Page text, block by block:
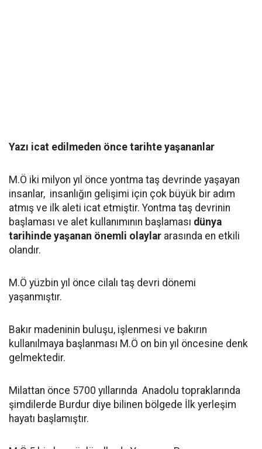
Yazı icat edilmeden önce tarihte yaşananlar
M.Ö iki milyon yıl önce yontma taş devrinde yaşayan
insanlar, insanlığın gelişimi için çok büyük bir adım
atmış ve ilk aleti icat etmiştir. Yontma taş devrinin
başlaması ve alet kullanımının başlaması dünya
tarihinde yaşanan önemli olaylar arasında en etkili
olandır.
M.Ö yüzbin yıl önce cilalı taş devri dönemi
yaşanmıştır.
Bakır madeninin buluşu, işlenmesi ve bakırın
kullanılmaya başlanması M.Ö on bin yıl öncesine denk
gelmektedir.
Milattan önce 5700 yıllarında Anadolu topraklarında
şimdilerde Burdur diye bilinen bölgede İlk yerleşim
hayatı başlamıştır.